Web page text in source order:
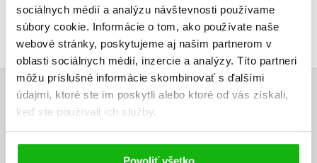
sociálnych médií a analýzu návštevnosti používame
súbory cookie. Informácie o tom, ako používate naše
webové stránky, poskytujeme aj našim partnerom v
oblasti sociálnych médií, inzercie a analýzy. Títo partneri
môžu príslušné informácie skombinovať s ďalšími
údajmi, ktoré ste im poskytli alebo ktoré od vás získali,
keď ste používali ich služby.
UŽIVATEĽSKÁ RECENZIA